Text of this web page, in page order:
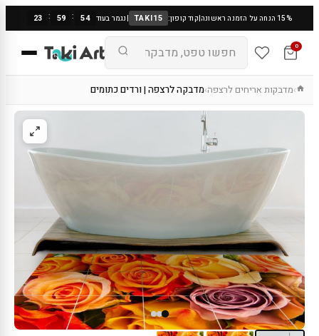
15% הנחה על הזמנה ראשונה |קוד קופון: TAKI15
|נגמר בעוד 23 : 59 : 53
0
›מדבקות אריחים לרצפה›מדבקה לרצפה | ורדים כתומים